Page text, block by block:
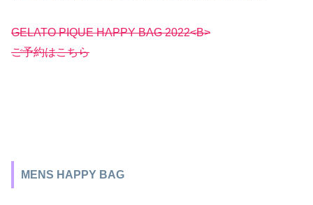
GELATO PIQUE HAPPY BAG 2022<B>
ご予約はこちら
MENS HAPPY BAG